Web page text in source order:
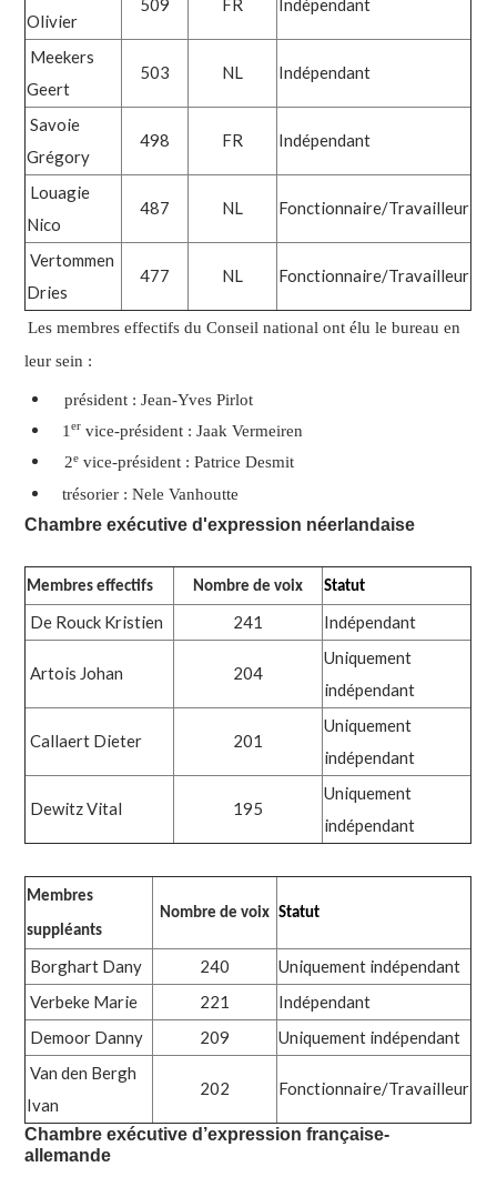
Olivier
509 FR Indépendant
Meekers
Geert
503 NL Indépendant
Savoie
Grégory
498 FR Indépendant
Louagie
Nico
487 NL Fonctionnaire/Travailleur
Vertommen
Dries
477 NL Fonctionnaire/Travailleur
Les membres effectifs du Conseil national ont élu le bureau en
leur sein :
président : Jean-Yves Pirlot
1 ervice-président : Jaak Vermeiren
2evice-président : Patrice Desmit
trésorier : Nele Vanhoutte
Chambre exécutive d'expression néerlandaise
Membres effectifs Nombre de voix Statut
De Rouck Kristien 241 Indépendant
Artois Johan 204
Uniquement
indépendant
Callaert Dieter 201
Uniquement
indépendant
Dewitz Vital 195
Uniquement
indépendant
Membres
suppléants
Nombre de voix Statut
Borghart Dany 240
Uniquement indépendant
Verbeke Marie
221
Indépendant
Demoor Danny
209
Uniquement indépendant
Van den Bergh
Ivan
202 Fonctionnaire/Travailleur
Chambre exécutive d’expression française-
allemande